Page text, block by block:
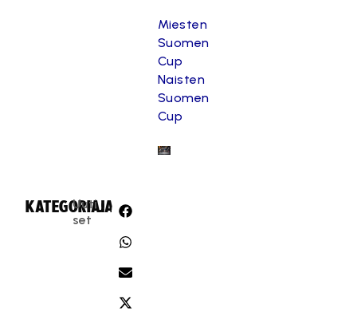
Miesten
Suomen
Cup
Naisten
Suomen
Cup
KATEGORIA:
Uuti
set
JAA: